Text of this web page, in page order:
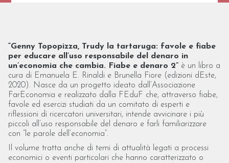
“Genny Topopizza, Trudy la tartaruga: favole e fiabe
per educare all’uso responsabile del denaro in
un’economia che cambia. Fiabe e denaro 2” è un libro a
cura di Emanuela E. Rinaldi e Brunella Fiore (edizioni dEste,
2020). Nasce da un progetto ideato dall’Associazione
FarEconomia e realizzato dalla FEduF che, attraverso fiabe,
favole ed esercizi studiati da un comitato di esperti e
riflessioni di ricercatori universitari, intende avvicinare i più
piccoli all’uso responsabile del denaro e farli familiarizzare
con “le parole dell’economia”.
Il volume tratta anche di temi di attualità legati a processi
economici o eventi particolari che hanno caratterizzato o